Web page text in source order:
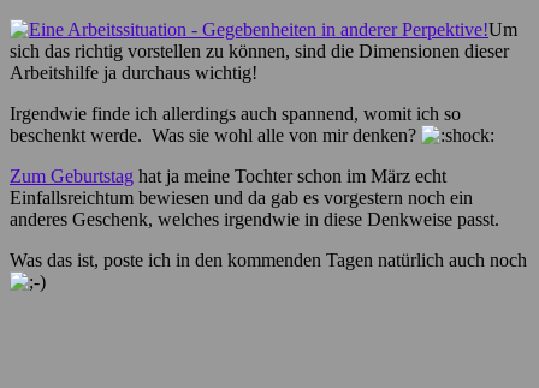
Um
sich das richtig vorstellen zu können, sind die Dimensionen dieser
Arbeitshilfe ja durchaus wichtig!
Irgendwie finde ich allerdings auch spannend, womit ich so
beschenkt werde. Was sie wohl alle von mir denken?
Zum Geburtstag hat ja meine Tochter schon im März echt
Einfallsreichtum bewiesen und da gab es vorgestern noch ein
anderes Geschenk, welches irgendwie in diese Denkweise passt.
Was das ist, poste ich in den kommenden Tagen natürlich auch noch